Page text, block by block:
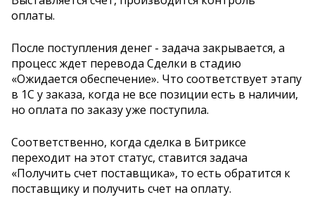
оплаты.
После поступления денег - задача закрывается, а
процесс ждет перевода Сделки в стадию
«Ожидается обеспечение». Что соответствует этапу
в 1С у заказа, когда не все позиции есть в наличии,
но оплата по заказу уже поступила.
Соответственно, когда сделка в Битриксе
переходит на этот статус, ставится задача
«Получить счет поставщика», то есть обратится к
поставщику и получить счет на оплату.